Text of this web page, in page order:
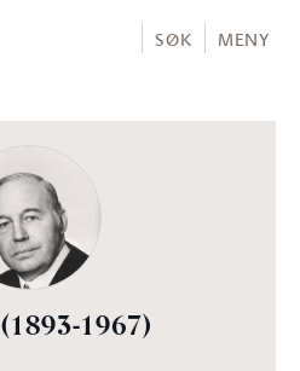
SØK MENY
(1893-1967)